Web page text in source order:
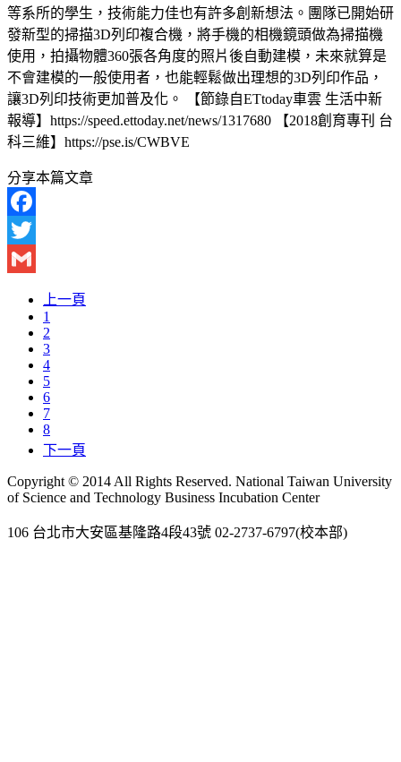
等系所的學生，技術能力佳也有許多創新想法。團隊已開始研
發新型的掃描3D列印複合機，將手機的相機鏡頭做為掃描機
使用，拍攝物體360張各角度的照片後自動建模，未來就算是
不會建模的一般使用者，也能輕鬆做出理想的3D列印作品，
讓3D列印技術更加普及化。 【節錄自ETtoday車雲 生活中新
報導】https://speed.ettoday.net/news/1317680 【2018創育專刊 台
科三維】https://pse.is/CWBVE
分享本篇文章
Facebook
Twitter
上一頁
1
2
3
4
5
6
7
8
下一頁
Copyright © 2014 All Rights Reserved. National Taiwan University
of Science and Technology Business Incubation Center
106 台北市大安區基隆路4段43號 02-2737-6797(校本部)